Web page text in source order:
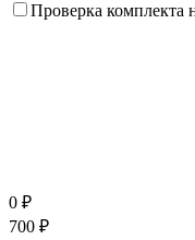
Проверка комплекта
0 ₽
700 ₽